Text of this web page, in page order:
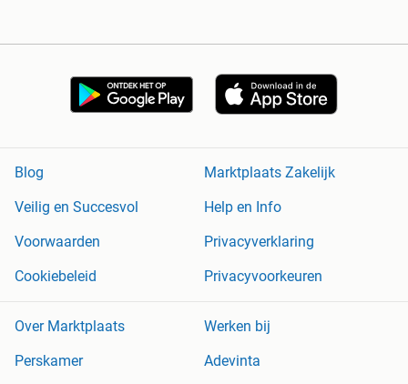
Blog
Marktplaats Zakelijk
Veilig en Succesvol
Help en Info
Voorwaarden
Privacyverklaring
Cookiebeleid
Privacyvoorkeuren
Over Marktplaats
Werken bij
Perskamer
Adevinta